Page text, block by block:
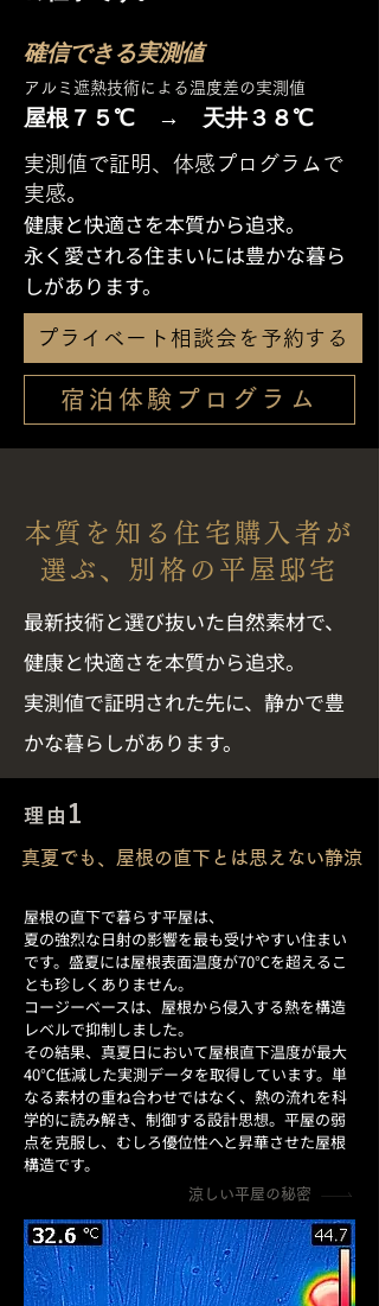
確信できる実測値
アルミ遮熱技術による温度差の実測値
屋根７５℃ → 天井３８℃
実測値で証明、体感プログラムで
実感。
健康と快適さを本質から追求。
​永く愛される住まいには豊かな暮ら
しがあります。
プライベート相談会を予約する
宿泊体験プログラム
本質を知る住宅購入者が
選ぶ、別格の平屋邸宅
最新技術と選び抜いた自然素材で、
健康と快適さを本質から追求。
実測値で証明された先に、静かで豊
かな暮らしがあります。
理由 1
真夏でも、屋根の直下とは思えない静涼
屋根の直下で暮らす平屋は、
夏の強烈な日射の影響を最も受けやすい住まい
です。盛夏には屋根表面温度が70℃を超えるこ
とも珍しくありません。
コージーベースは、屋根から侵入する熱を構造
レベルで抑制しました。
その結果、真夏日において屋根直下温度が最大
40℃低減した実測データを取得しています。単
なる素材の重ね合わせではなく、熱の流れを科
学的に読み解き、制御する設計思想。平屋の弱
点を克服し、むしろ優位性へと昇華させた屋根
構造です。
涼しい平屋の秘密